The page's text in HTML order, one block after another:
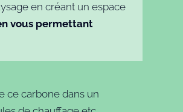
en créant un espace
vous permettant
ce carbone dans un